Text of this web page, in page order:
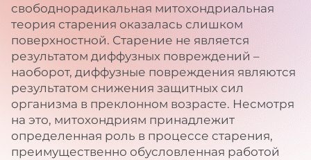
свободнорадикальная митохондриальная
теория старения оказалась слишком
поверхностной. Старение не является
результатом диффузных повреждений –
наоборот, диффузные повреждения являются
результатом снижения защитных сил
организма в преклонном возрасте. Несмотря
на это, митохондриям принадлежит
определенная роль в процессе старения,
преимущественно обусловленная работой